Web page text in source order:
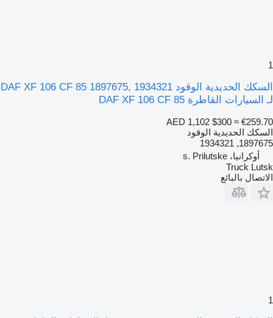
1
السكك الحديدية الوقود DAF XF 106 CF 85 1897675, 1934321
لـ السيارات القاطرة DAF XF 106 CF 85
AED 1,102 $300 ≈ €259.70
السكك الحديدية الوقود
1897675, 1934321
أوكرانيا، s. Prilutske
Truck Lutsk
الاتصال بالبائع
1